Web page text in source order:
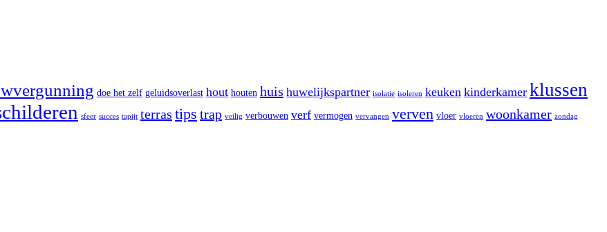
doe het zelf geluidsoverlast hout houten huis huwelijkspartner isolatie isoleren keuken kinderkamer klussen
sfeer succes tapijt terras tips trap veilig verbouwen verf vermogen vervangen verven vloer vloeren woonkamer zondag